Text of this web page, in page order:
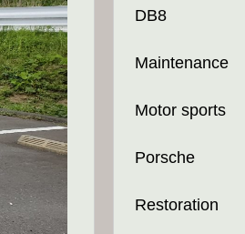
DB8
Maintenance
Motor sports
Porsche
Restoration